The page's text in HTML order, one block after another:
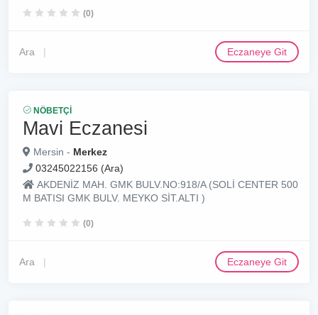
(0)
Ara Eczaneye Git
NÖBETÇI
Mavi Eczanesi
Mersin - Merkez
03245022156 (Ara)
AKDENİZ MAH. GMK BULV.NO:918/A (SOLİ CENTER 500
M BATISI GMK BULV. MEYKO SİT.ALTI )
(0)
Ara Eczaneye Git